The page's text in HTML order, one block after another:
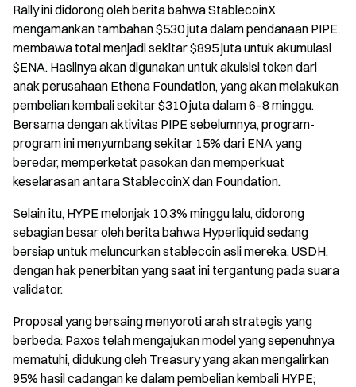
Rally ini didorong oleh berita bahwa StablecoinX
mengamankan tambahan $530 juta dalam pendanaan PIPE,
membawa total menjadi sekitar $895 juta untuk akumulasi
$ENA. Hasilnya akan digunakan untuk akuisisi token dari
anak perusahaan Ethena Foundation, yang akan melakukan
pembelian kembali sekitar $310 juta dalam 6–8 minggu.
Bersama dengan aktivitas PIPE sebelumnya, program-
program ini menyumbang sekitar 15% dari ENA yang
beredar, memperketat pasokan dan memperkuat
keselarasan antara StablecoinX dan Foundation.
Selain itu, HYPE melonjak 10,3% minggu lalu, didorong
sebagian besar oleh berita bahwa Hyperliquid sedang
bersiap untuk meluncurkan stablecoin asli mereka, USDH,
dengan hak penerbitan yang saat ini tergantung pada suara
validator.
Proposal yang bersaing menyoroti arah strategis yang
berbeda: Paxos telah mengajukan model yang sepenuhnya
mematuhi, didukung oleh Treasury yang akan mengalirkan
95% hasil cadangan ke dalam pembelian kembali HYPE;